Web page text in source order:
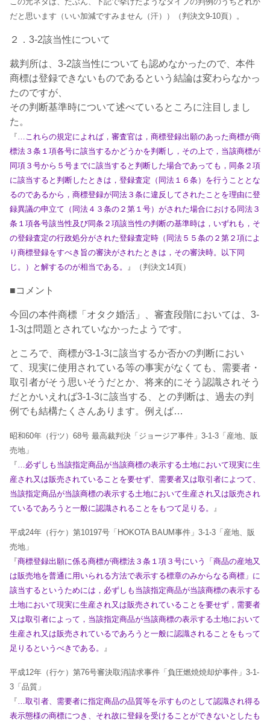
だと思います（いい加減ですみません（汗））（判決文9-10頁）。
２．3-2該当性について
裁判所は、3-2該当性についても認めなかったので、本件
商標は登録できないものであるという結論は変わらなかっ
たのですが、
その判断基準時について述べているところに注目しまし
た。
『…これらの規定によれば，審査官は，商標登録出願のあった商標が商
標法３条１項各号に該当するかどうかを判断し，その上で，当該商標が
同項３号から５号までに該当すると判断した場合であっても，同条２項
に該当すると判断したときは，登録査定（同法１６条）を行うこととな
るのであるから，商標登録が同法３条に違反してされたことを理由に登
録異議の申立て（同法４３条の２第１号）がされた場合における同法３
条１項各号該当性及び同条２項該当性の判断の基準時は，いずれも，そ
の登録査定の行政処分がされた登録査定時（同法５５条の２第２項によ
り商標登録をすべき旨の審決がされたときは，その審決時。以下同
じ。）と解するのが相当である。
』（判決文14頁）
■コメント
今回の本件商標「オタク婚活」、審査段階においては、3-
1-3は問題とされていなかったようです。
ところで、商標が3-1-3に該当するか否かの判断におい
て、現実に使用されている等の事実がなくても、需要者・
取引者がそう思いそうだとか、将来的にそう認識されそう
だとかいえれば3-1-3に該当する、との判断は、過去の判
例でも結構たくさんあります。例えば…
昭和60年（行ツ）68号 最高裁判決「ジョージア事件」3-1-3「産地、販
売地」
『…必ずしも当該指定商品が当該商標の表示する土地において現実に生
産され又は販売されていることを要せず、需要者又は取引者によつて、
当該指定商品が当該商標の表示する土地において生産され又は販売され
ているであろうと一般に認識されることをもつて足りる。
』
平成24年（行ケ）第10197号「HOKOTA BAUM事件」3-1-3「産地、販
売地」
『商標登録出願に係る商標が商標法３条１項３号にいう「商品の産地又
は販売地を普通に用いられる方法で表示する標章のみからなる商標」に
該当するというためには，必ずしも 当該指定商品が当該商標の表示する
土地において現実に生産され又は販売されていること を要せず，需要者
又は取引者によって，当該指定商品が当該商標の表示する土地において
生産され又は販売されているであろうと一般に認識されることをもって
足りるというべき である。 』
平成12年（行ケ）第76号審決取消請求事件「負圧燃焼焼却炉事件」3-1-
3「品質」
『…取引者、需要者に指定商品の品質等を示すものとして認識され得る
表示態様の商標につき、それ故に登録を受けることができないとしたも